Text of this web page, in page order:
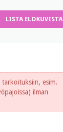
LISTA ELOKUVISTA
esim.
ilman